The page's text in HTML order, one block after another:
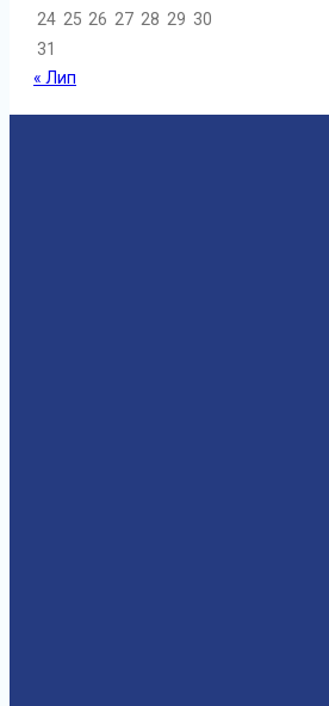
24 25 26 27 28 29 30
31
« Лип